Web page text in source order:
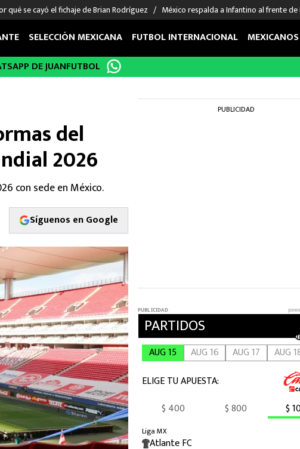
qué se cayó el fichaje de Brian Rodríguez México respalda a Infantino al frente de
FIGURAS
Sergio Ramos
Giorgos Giakoumakis
André Jardine
DEPORTES
NFL
SELECCIÓN MEXICANA FUTBOL INTERNACIONAL
DE JUANFUTBOL
del
2026
con sede en México.
Síguenos en Google
PUBLICIDAD